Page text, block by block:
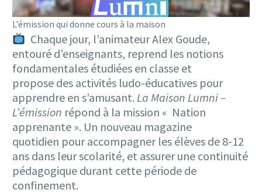
L’émission qui donne cours à la maison
Chaque jour, l’animateur Alex Goude,
entouré d’enseignants, reprend les notions
fondamentales étudiées en classe et
propose des activités ludo-éducatives pour
apprendre en s’amusant. La Maison Lumni –
L’émission répond à la mission « Nation
apprenante ». Un nouveau magazine
quotidien pour accompagner les élèves de 8-12
ans dans leur scolarité, et assurer une continuité
pédagogique durant cette période de
confinement.